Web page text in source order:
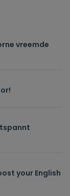
vreemde
your English